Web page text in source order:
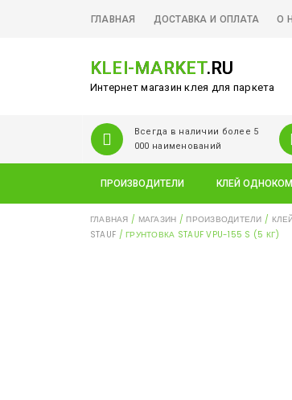
ГЛАВНАЯ ДОСТАВКА И ОПЛАТА О
KLEI-MARKET.RU
Интернет магазин клея для паркета
Всегда в наличии более 5
000 наименований
ПРОИЗВОДИТЕЛИ КЛЕЙ
ГЛАВНАЯ / МАГАЗИН / ПРОИЗВОДИТЕЛИ /
STAUF / ГРУНТОВКА STAUF VPU-155 S (5 КГ)